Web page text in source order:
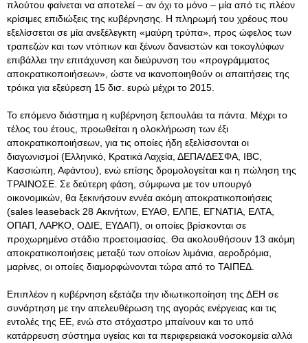
πλούτου φαίνεται να αποτελεί – αν όχι το μόνο – μία από τις πλέον
κρίσιμες επιδιώξεις της κυβέρνησης. Η πληρωμή του χρέους που
εξελίσσεται σε μία ανεξέλεγκτη «μαύρη τρύπα», προς ώφελος των
τραπεζών και των ντόπιων και ξένων δανειστών και τοκογλύφων
επιβάλλει την επιτάχυνση και διεύρυνση του «προγράμματος
αποκρατικοποιήσεων», ώστε να ικανοποιηθούν οι απαιτήσεις της
τρόικα για εξεύρεση 15 δισ. ευρώ μέχρι το 2015.
Το επόμενο διάστημα η κυβέρνηση ξεπουλάει τα πάντα. Μέχρι το
τέλος του έτους, προωθείται η ολοκλήρωση των έξι
αποκρατικοποιήσεων, για τις οποίες ήδη εξελίσσονται οι
διαγωνισμοί (Ελληνικό, Κρατικά Λαχεία, ΔΕΠΑ/ΔΕΣΦΑ, IBC,
Κασσιώπη, Αφάντου), ενώ επίσης δρομολογείται και η πώληση της
ΤΡΑΙΝΟΣΕ. Σε δεύτερη φάση, σύμφωνα με τον υπουργό
οικονομικών, θα ξεκινήσουν εννέα ακόμη αποκρατικοποιήσεις
(sales leaseback 28 Ακινήτων, ΕΥΑΘ, ΕΛΠΕ, ΕΓΝΑΤΙΑ, ΕΛΤΑ,
ΟΠΑΠ, ΛΑΡΚΟ, ΟΔΙΕ, ΕΥΔΑΠ), οι οποίες βρίσκονται σε
προχωρημένο στάδιο προετοιμασίας. Θα ακολουθήσουν 13 ακόμη
αποκρατικοποιήσεις μεταξύ των οποίων λιμάνια, αεροδρόμια,
μαρίνες, οι οποίες διαμορφώνονται τώρα από το ΤΑΙΠΕΔ.
Επιπλέον η κυβέρνηση εξετάζει την ιδιωτικοποίηση της ΔΕΗ σε
συνάρτηση με την απελευθέρωση της αγοράς ενέργειας και τις
εντολές της ΕΕ, ενώ στο στόχαστρο μπαίνουν και το υπό
κατάρρευση σύστημα υγείας και τα περιφερειακά νοσοκομεία αλλά